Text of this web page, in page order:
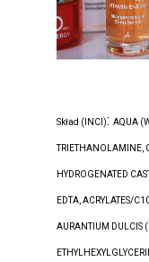
Skład (INCI): AQUA
TRIETHANOLAMINE,
HYDROGENATED
EDTA, ACRYLATES/
AURANTIUM DULCIS